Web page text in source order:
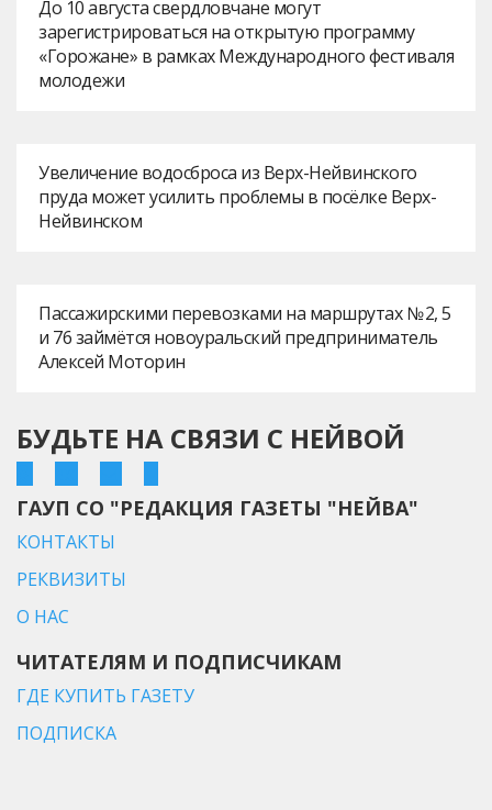
До 10 августа свердловчане могут
зарегистрироваться на открытую программу
«Горожане» в рамках Международного фестиваля
молодежи
Увеличение водосброса из Верх-Нейвинского
пруда может усилить проблемы в посёлке Верх-
Нейвинском
Пассажирскими перевозками на маршрутах № 2, 5
и 76 займётся новоуральский предприниматель
Алексей Моторин
БУДЬТЕ НА СВЯЗИ С НЕЙВОЙ
ГАУП СО "РЕДАКЦИЯ ГАЗЕТЫ "НЕЙВА"
КОНТАКТЫ
РЕКВИЗИТЫ
О НАС
ЧИТАТЕЛЯМ И ПОДПИСЧИКАМ
ГДЕ КУПИТЬ ГАЗЕТУ
ПОДПИСКА